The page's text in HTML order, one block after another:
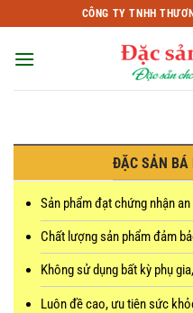
qua
nội
CÔNG TY TNHH
ĐẶC SẢN BÁ
Sản phẩm đạt chứng nhận
Chất lượng sản phẩm đảm
Không sử dụng bất kỳ phụ
Luôn đề cao, ưu tiên sức